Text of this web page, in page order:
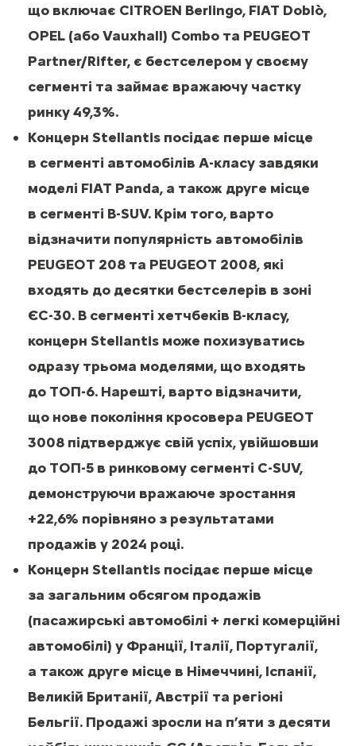
що включає CITROEN Berlingo, FIAT Doblò,
OPEL (або Vauxhall) Combo та PEUGEOT
Partner/Rifter, є бестселером у своєму
сегменті та займає вражаючу частку
ринку 49,3%.
Концерн Stellantis посідає перше місце
в сегменті автомобілів A-класу завдяки
моделі FIAT Panda, а також друге місце
в сегменті B-SUV. Крім того, варто
відзначити популярність автомобілів
PEUGEOT 208 та PEUGEOT 2008, які
входять до десятки бестселерів в зоні
ЄС-30. В сегменті хетчбеків B-класу,
концерн Stellantis може похизуватись
одразу трьома моделями, що входять
до ТОП-6. Нарешті, варто відзначити,
що нове покоління кросовера PEUGEOT
3008 підтверджує свій успіх, увійшовши
до ТОП-5 в ринковому сегменті C-SUV,
демонструючи вражаюче зростання
+22,6% порівняно з результатами
продажів у 2024 році.
Концерн Stellantis посідає перше місце
за загальним обсягом продажів
(пасажирські автомобілі + легкі комерційні
автомобілі) у Франції, Італії, Португалії,
а також друге місце в Німеччині, Іспанії,
Великій Британії, Австрії та регіоні
Бельгії. Продажі зросли на п’яти з десяти